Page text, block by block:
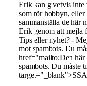
Erik kan givetvis inte
som rör hobbyn, eller
sammanställa de här
Erik genom att mejla
Tips eller nyhet? -
mot spambots. Du
href="mailto:Den här
spambots. Du måste